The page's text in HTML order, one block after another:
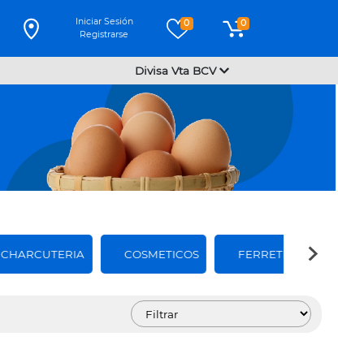
Iniciar Sesión
Registrarse
0 0
Divisa Vta BCV
CHARCUTERIA COSMETICOS FERRETERIA